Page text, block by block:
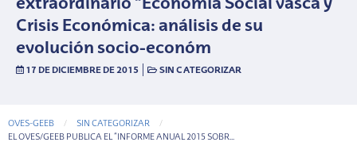
extraordinario “Economía Social vasca y
Crisis Económica: análisis de su
evolución socio-económ
17 DE DICIEMBRE DE 2015 SIN CATEGORIZAR
OVES-GEEB
SIN CATEGORIZAR
CURRENT-PAGE
EL OVES/GEEB PUBLICA EL “INFORME ANUAL 2015 SOBR...